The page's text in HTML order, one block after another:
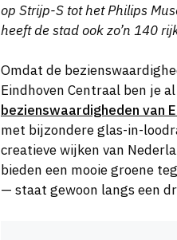
op Strijp-S tot het Philips
heeft de stad ook zo’n 140
Omdat de
Eindhoven Centraal ben je
bezienswaardigheden van
met bijzondere glas-in-
creatieve wijken van
bieden een mooie groene
— staat gewoon langs een